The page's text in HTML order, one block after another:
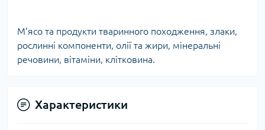
М’ясо та продукти тваринного походження, злаки,
рослинні компоненти, олії та жири, мінеральні
речовини, вітаміни, клітковина.
Характеристики